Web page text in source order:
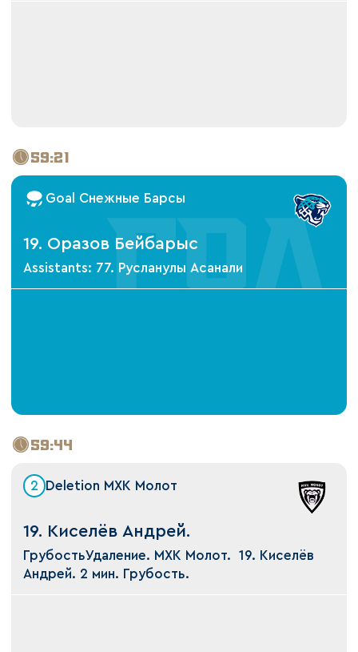
59:21
Goal Снежные Барсы
19. Оразов Бейбарыс
Assistants: 77. Русланулы Асанали
59:44
2 Deletion МХК Молот
19. Киселёв Андрей.
ГрубостьУдаление. МХК Молот. 19. Киселёв
Андрей. 2 мин. Грубость.